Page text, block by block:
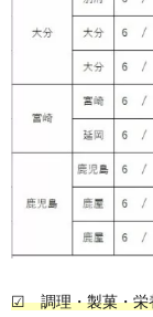
☑ 調理・製菓・栄